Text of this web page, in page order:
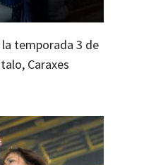
temporada 3 de
Caraxes